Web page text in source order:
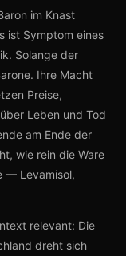
im Knast
ist Symptom eines
Solange der
Ihre Macht
Preise,
Leben und Tod
am Ende der
wie rein die Ware
— Levamisol,
relevant: Die
dreht sich